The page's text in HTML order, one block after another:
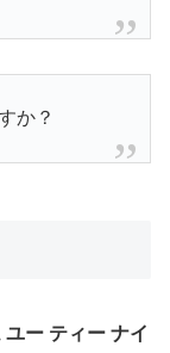
か？
ー ティー ナイ